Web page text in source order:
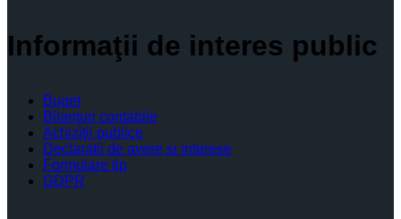
Informaţii de interes public
Buget
Bilanţuri contabile
Achiziţii publice
Declaratii de avere si interese
Formulare tip
GDPR